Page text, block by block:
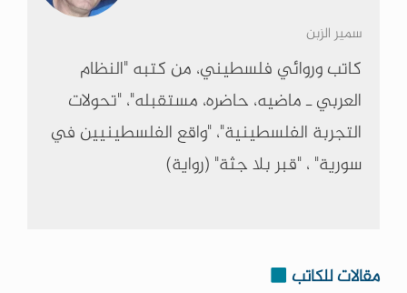
سمير الزبن
كاتب وروائي فلسطيني، من كتبه "النظام
العربي ـ ماضيه، حاضره، مستقبله"، "تحولات
التجربة الفلسطينية"، "واقع الفلسطينيين في
سورية" ، "قبر بلا جثة" (رواية)
مقالات للكاتب